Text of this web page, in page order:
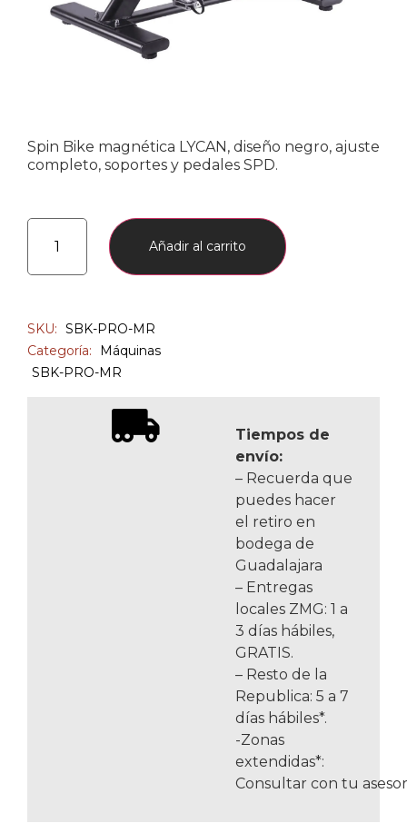
Spin Bike magnética LYCAN, diseño negro, ajuste
completo, soportes y pedales SPD.
Añadir al carrito
SKU: SBK-PRO-MR
Categoría:
Máquinas
SBK-PRO-MR
Tiempos de
envío:
– Recuerda que
puedes hacer
el retiro en
bodega de
Guadalajara
– Entregas
locales ZMG: 1 a
3 días hábiles,
GRATIS.
– Resto de la
Republica: 5 a 7
días hábiles*.
-Zonas
extendidas*:
Consultar con tu